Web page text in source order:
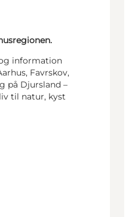
information
Favrskov,
på Djursland –
til natur, kyst